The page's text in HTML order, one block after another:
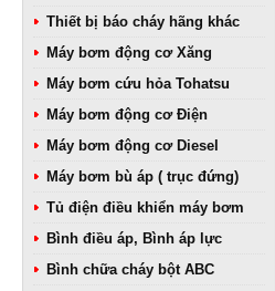
Thiết bị báo cháy hãng khác
Máy bơm động cơ Xăng
Máy bơm cứu hỏa Tohatsu
Máy bơm động cơ Điện
Máy bơm động cơ Diesel
Máy bơm bù áp ( trục đứng)
Tủ điện điều khiển máy bơm
Bình điều áp, Bình áp lực
Bình chữa cháy bột ABC